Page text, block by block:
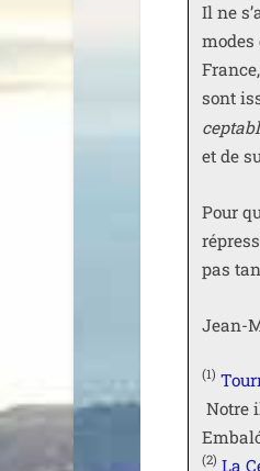
Il ne
modes
sont
et de
Pour
pas
Jean-
(1)
Notre
(2) La